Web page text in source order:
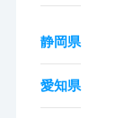
静岡県
愛知県